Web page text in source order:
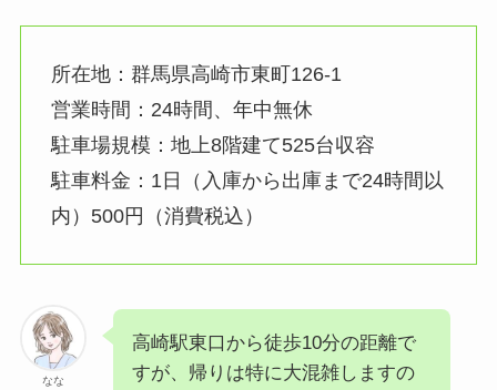
所在地：群馬県高崎市東町126‐1
営業時間：24時間、年中無休
駐車場規模：地上8階建て525台収容
駐車料金：1日（入庫から出庫まで24時間以
内）500円（消費税込）
なな
高崎駅東口から徒歩10分の距離で
すが、帰りは特に大混雑しますの